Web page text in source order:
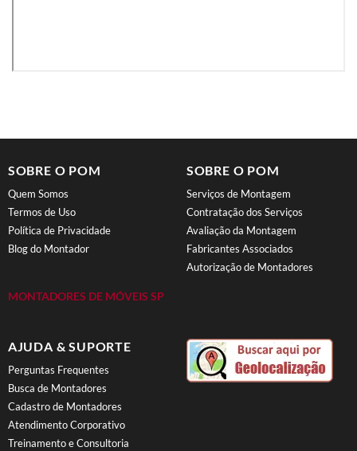
SOBRE O POM
Quem Somos
Termos de Uso
Política de Privacidade
Blog do Montador
MONTADORES DE MÓVEIS SP
SOBRE O POM
Serviços de Montagem
Contratação dos Serviços
Avaliação da Montagem
Fabricantes Associados
Autorização de Montadores
AJUDA & SUPORTE
Perguntas Frequentes
Busca de Montadores
Cadastro de Montadores
Atendimento Corporativo
Treinamento e Consultoria